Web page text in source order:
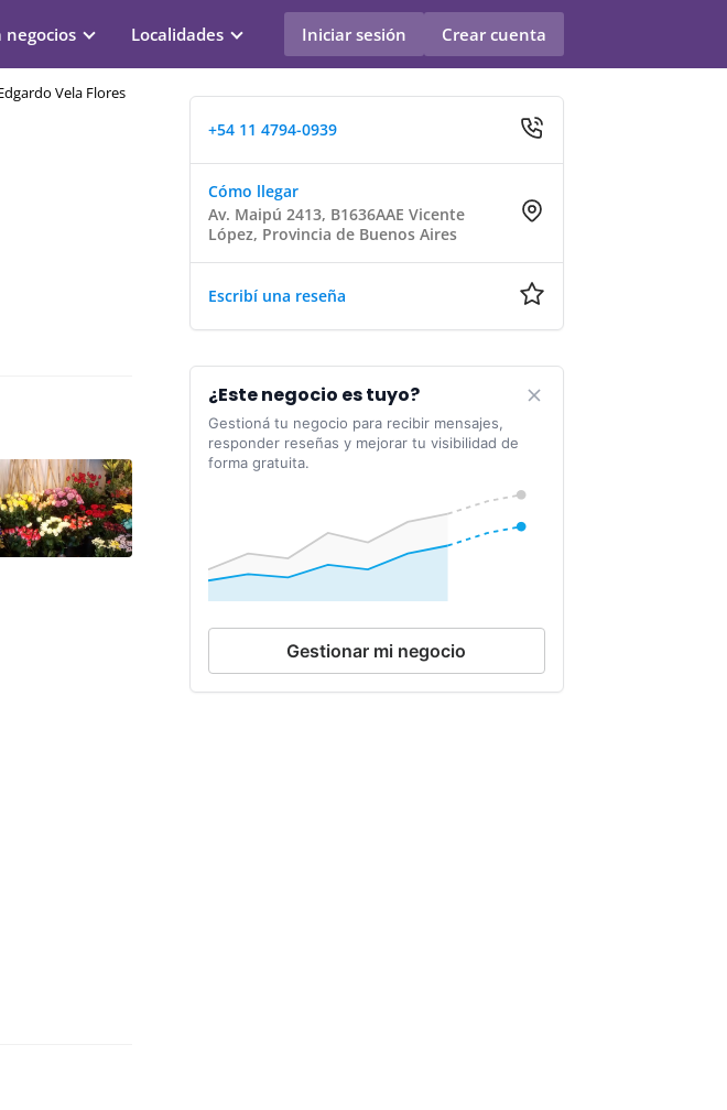
negocios Localidades Iniciar sesión Crear cuenta
Vela Flores
+54 11 4794-0939
Cómo llegar
Av. Maipú 2413, B1636AAE Vicente
López, Provincia de Buenos Aires
Escribí una reseña
¿Este negocio es tuyo?
Gestioná tu negocio para recibir mensajes,
responder reseñas y mejorar tu visibilidad de
forma gratuita.
Gestionar mi negocio